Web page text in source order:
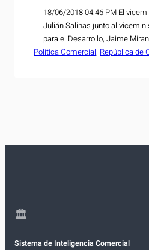
18/06/2018 04:46 PM El
Julián Salinas junto al
para el Desarrollo, Jaime
representantes del sector
Política Comercial, República de
🏛
Sistema de Inteligencia Comercial